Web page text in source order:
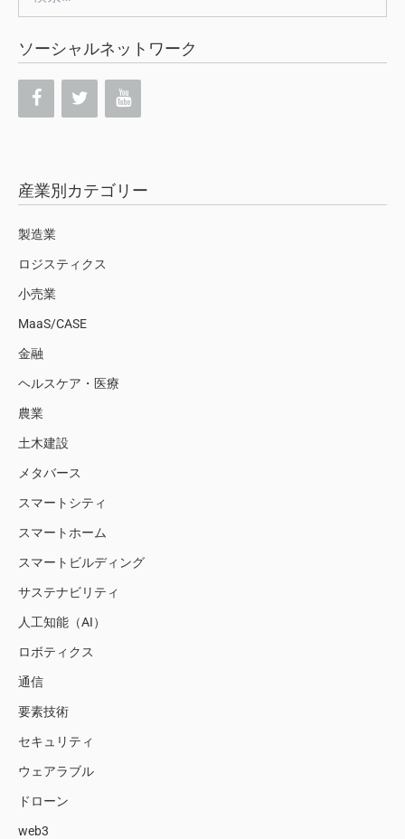
索:
ソーシャルネットワーク
産業別カテゴリー
製造業
ロジスティクス
小売業
MaaS/CASE
金融
ヘルスケア・医療
農業
土木建設
メタバース
スマートシティ
スマートホーム
スマートビルディング
サステナビリティ
人工知能（AI）
ロボティクス
通信
要素技術
セキュリティ
ウェアラブル
ドローン
web3